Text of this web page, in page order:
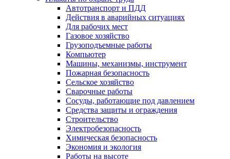
Автотранспорт и ПДД
Действия в аварийных ситуациях
Для рабочих мест
Газовое хозяйство
Грузоподъемные работы
Компьютер
Машины, механизмы, инструмент
Пожарная безопасность
Сельское хозяйство
Сварочные работы
Сосуды, работающие под давлением
Средства защиты и ограждения
Строительство
Электробезопасность
Химическая безопасность
Экономия и экология
Работы на высоте